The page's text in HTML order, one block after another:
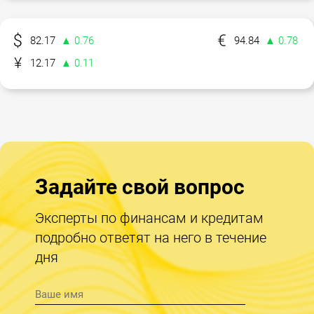
82.17 ▲ 0.76 94.84
▲ 0.78
12.17
▲ 0.11
Задайте свой вопрос
Эксперты по финансам и кредитам
подробно ответят на него в течение
дня